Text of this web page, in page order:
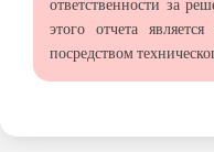
ответственности за
этого отчета
посредством